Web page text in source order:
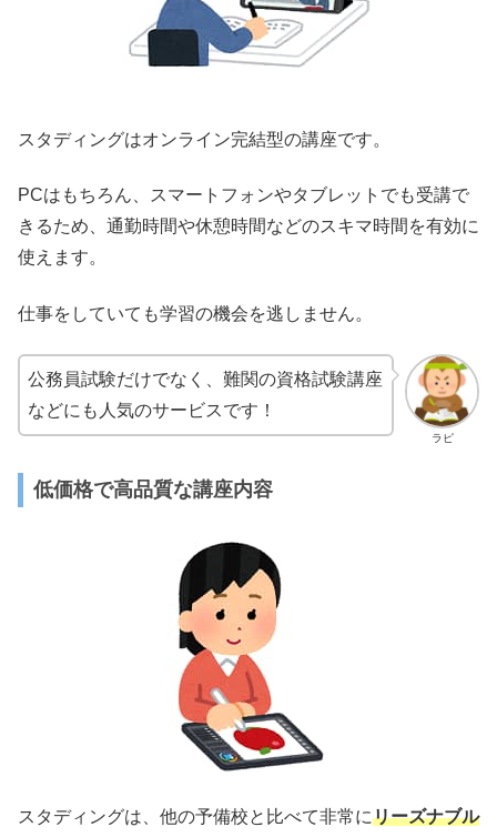
スタディングはオンライン完結型の講座です。
PCはもちろん、スマートフォンやタブレットでも受講で
きるため、通勤時間や休憩時間などのスキマ時間を有効に
使えます。
仕事をしていても学習の機会を逃しません。
ラピ
公務員試験だけでなく、難関の資格試験講座
などにも人気のサービスです！
低価格で高品質な講座内容
スタディングは、他の予備校と比べて非常にリーズナブル